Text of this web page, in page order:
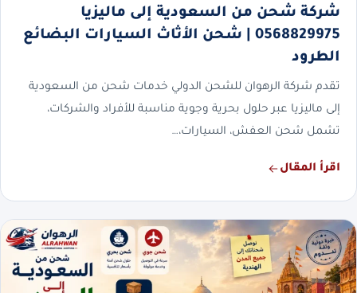
شركة شحن من السعودية إلى ماليزيا
0568829975 | شحن الأثاث السيارات البضائع
الطرود
تقدم شركة الرهوان للشحن الدولي خدمات شحن من السعودية
إلى ماليزيا عبر حلول بحرية وجوية مناسبة للأفراد والشركات،
تشمل شحن العفش، السيارات،…
اقرأ المقال